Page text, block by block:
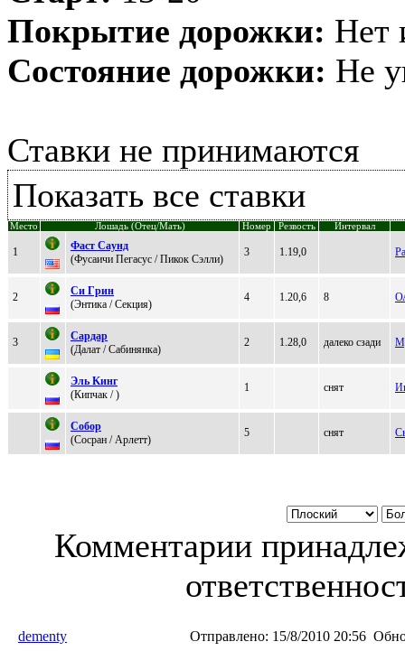
Покрытие дорожки: Нет
Состояние дорожки: Не
Ставки не принимаются
Показать все ставки
Место Лошадь (Отец/Мать) Номер Резвость Интервал
1
Фaст Caунд
(Фусaичи Пeгaсус / Пикок Сэлли)
3 1.19,0
2
Cи Гpин
(Энтика / Ceкция)
4 1.20,6 8
3
Саpдаp
(Далат / Caбинянкa)
2 1.28,0 далеко сзади
Эль Kинг
(Кипчак / )
1 снят
Cобоp
(Соcран / Арлeтт)
5 снят
Комментарии
dementy Отправлено: 15/8/2010 20:56